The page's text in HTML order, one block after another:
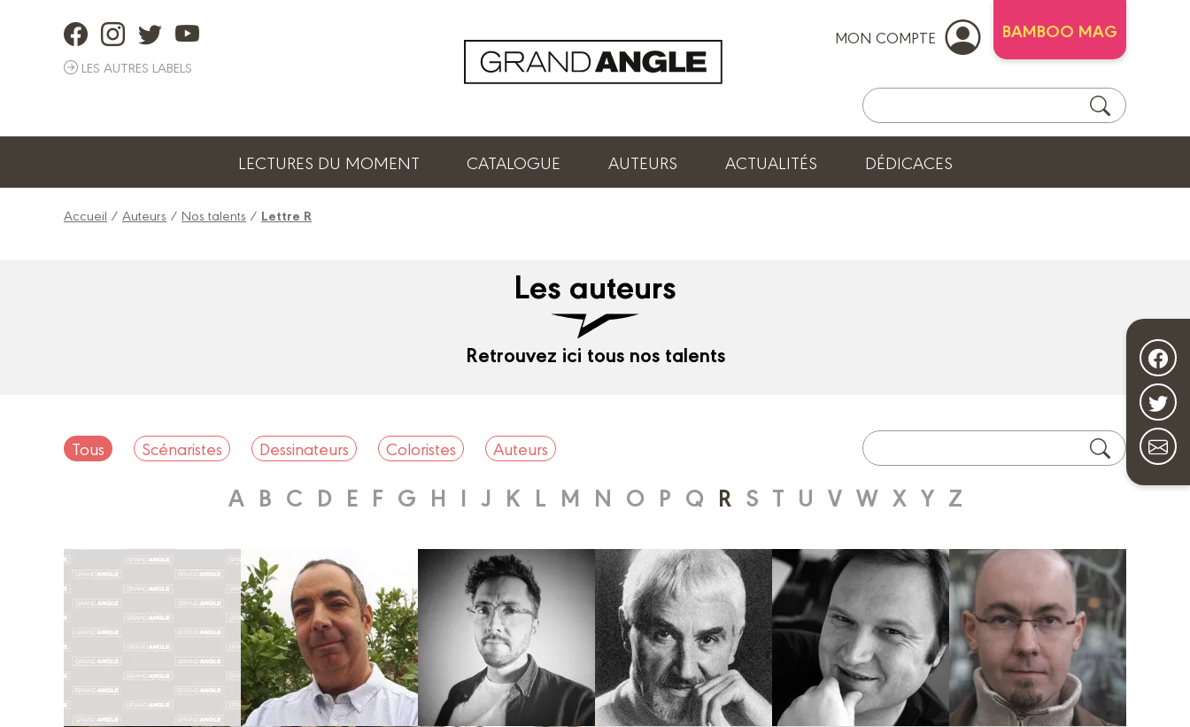
LES AUTRES LABELS
MON COMPTE BAMBOO MAG
LECTURES DU MOMENT CATALOGUE AUTEURS ACTUALITÉS DÉDICACES
Accueil / Auteurs / Nos talents / Lettre R
Les auteurs
Retrouvez ici tous nos talents
Tous Scénaristes Dessinateurs Coloristes Auteurs
A B C D E F G H I J K L M N O P Q R S T U V W X Y Z
ALBERTINE
RALENTI
Biographie
Albums
Coloriste
Dessinateur
Scénariste
DAVID
RATTE
Biographie
Albums
Dessinateur
CHRIS
REGNAULT
Biographie
Albums
Coloriste
Dessinateur
Scénariste
ANNE-MARIE
RIBÉRA
Biographie
Albums
Scénariste
HERVÉ
RICHEZ
Biographie
Albums
Scénariste
ALEXIS
ROBIN
Biographie
Albums